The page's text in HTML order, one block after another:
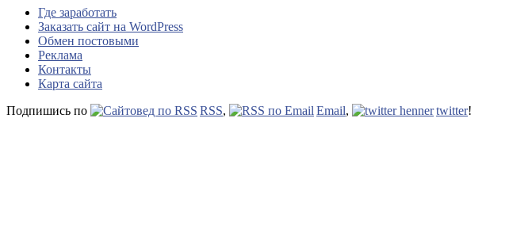
Где заработать
Заказать сайт на WordPress
Обмен постовыми
Реклама
Контакты
Карта сайта
Подпишись по
RSS, Email, twitter!